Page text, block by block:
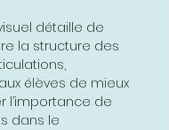
détaille de
la structure des
élèves de mieux
l’importance de
dans le